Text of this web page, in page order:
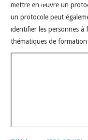
mettre en œuvre un
un protocole peut
identifier les personnes à
thématiques de formation